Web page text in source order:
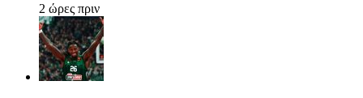
2 ώρες πριν